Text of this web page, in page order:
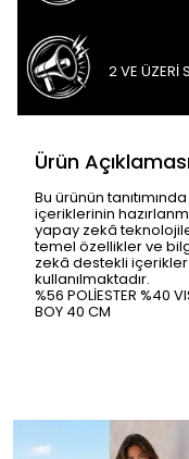
2 VE ÜZERİ
Ürün
Bu ürünün
içeriklerinin
yapay zekâ
temel özellikler ve
zekâ destekli içerikler
kullanılmaktadır.
%56 POLİESTER %40
BOY 40 CM